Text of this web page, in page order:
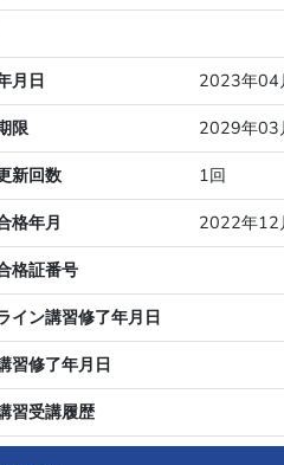
月日
2023年04
限
2029年03
新回数
1回
格年月
2022年12
格証番号
イン講習修了年月日
習修了年月日
習受講履歴